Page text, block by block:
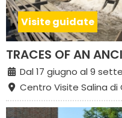
Visite guidate
TRACES OF AN
Dal 17 giugno al 9
Centro Visite Salina di